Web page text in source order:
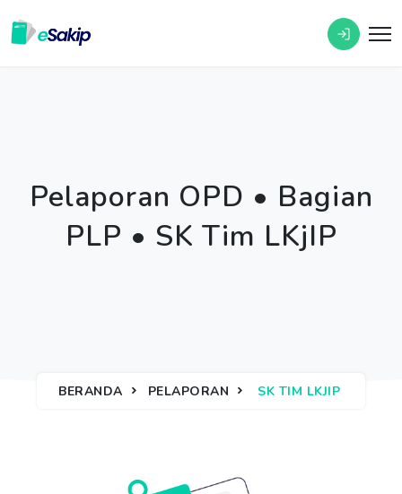
Pelaporan OPD • Bagian
PLP • SK Tim LKjIP
BERANDA PELAPORAN SK TIM LKJIP